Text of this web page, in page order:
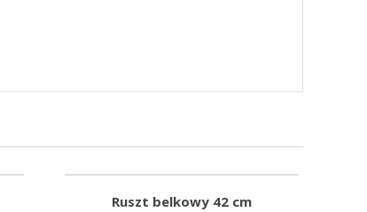
Ruszt belkowy 42 cm